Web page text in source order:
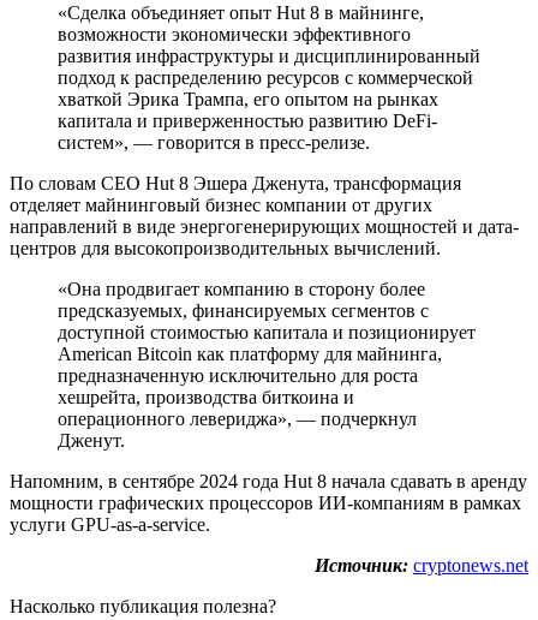
«Сделка объединяет опыт Hut 8 в майнинге,
возможности экономически эффективного
развития инфраструктуры и дисциплинированный
подход к распределению ресурсов с коммерческой
хваткой Эрика Трампа, его опытом на рынках
капитала и приверженностью развитию DeFi-
систем», — говорится в пресс-релизе.
По словам CEO Hut 8 Эшера Дженута, трансформация
отделяет майнинговый бизнес компании от других
направлений в виде энергогенерирующих мощностей и дата-
центров для высокопроизводительных вычислений.
«Она продвигает компанию в сторону более
предсказуемых, финансируемых сегментов с
доступной стоимостью капитала и позиционирует
American Bitcoin как платформу для майнинга,
предназначенную исключительно для роста
хешрейта, производства биткоина и
операционного левериджа», — подчеркнул
Дженут.
Напомним, в сентябре 2024 года Hut 8 начала сдавать в аренду
мощности графических процессоров ИИ-компаниям в рамках
услуги GPU-as-a-service.
Источник: cryptonews.net
Насколько публикация полезна?